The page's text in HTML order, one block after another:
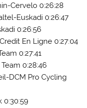
Cervelo 0:26:28
Euskadi 0:26:47
0:26:56
En Ligne 0:27:04
0:27:41
0:28:46
DCM Pro Cycling
0:30:59